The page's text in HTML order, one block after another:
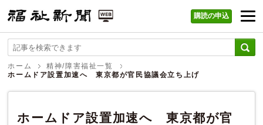
福祉新聞 WEB
購読の申込
ホーム
精神/障害福祉一覧
ホームドア設置加速へ 東京都が官民協議会立ち上げ
ホームドア設置加速へ 東京都が官